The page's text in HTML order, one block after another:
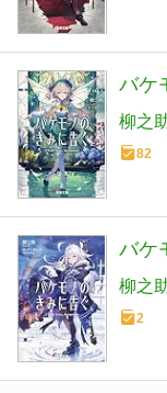
バケ
柳之
82
バケ
柳之
2